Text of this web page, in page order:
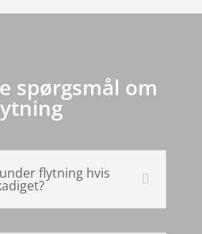
spørgsmål om
flytning hvis